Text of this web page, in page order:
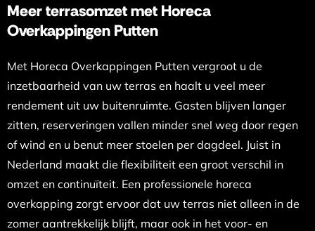
Meer terrasomzet met Horeca
Overkappingen Putten
Met Horeca Overkappingen Putten vergroot u de
inzetbaarheid van uw terras en haalt u veel meer
rendement uit uw buitenruimte. Gasten blijven langer
zitten, reserveringen vallen minder snel weg door regen
of wind en u benut meer stoelen per dagdeel. Juist in
Nederland maakt die flexibiliteit een groot verschil in
omzet en continuïteit. Een professionele horeca
overkapping zorgt ervoor dat uw terras niet alleen in de
zomer aantrekkelijk blijft, maar ook in het voor- en